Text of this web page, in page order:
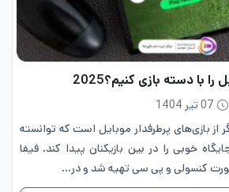
با دسته بازی کنیم؟2025
07 تیر 1404
بازی‌های پرطرفدار موبایل است که توانسته
خوبی را در بین بازیکنان پیدا کند. فیفا
کنسولی و پی سی تهیه شد و در…